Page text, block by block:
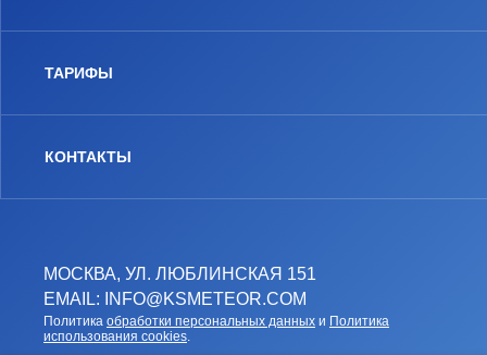
МОСКВА, УЛ. ЛЮБЛИНСКАЯ 151
EMAIL: INFO@KSMETEOR.COM
Политика обработки персональных данных и Политика
использования cookies.
ТАРИФЫ
КОНТАКТЫ